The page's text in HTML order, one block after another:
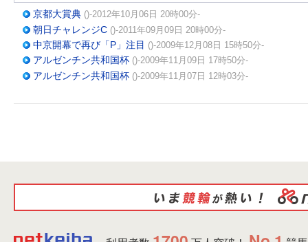
京都大賞典 ()-2012年10月06日 20時00分-
朝日チャレンジC ()-2011年09月09日 20時00分-
中京開幕で再び「P」注目 ()-2009年12月08日 15時50分-
アルゼンチン共和国杯 ()-2009年11月09日 17時50分-
アルゼンチン共和国杯 ()-2009年11月07日 12時03分-